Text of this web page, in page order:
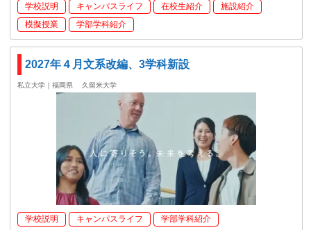
学校説明 キャンパスライフ 在校生紹介
施設紹介
模擬授業
学部学科紹介
2027年４月文系改編、3学科新設
私立大学｜福岡県 久留米大学
学校説明 キャンパスライフ 学部学科紹介